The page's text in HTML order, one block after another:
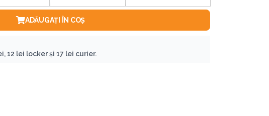
ADĂUGAȚI ÎN COȘ
12 lei locker și 17 lei curier.